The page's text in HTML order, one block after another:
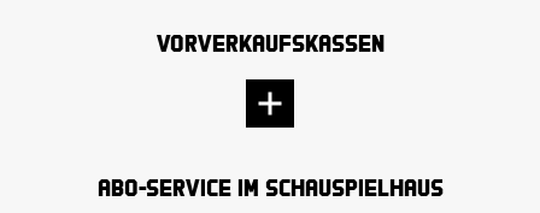
Vorverkaufskassen
Abo-Service im Schauspielhaus